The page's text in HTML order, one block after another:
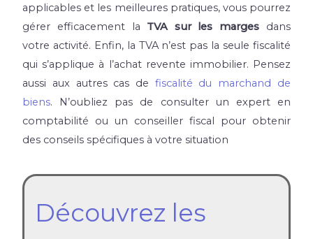
applicables et les meilleures pratiques, vous pourrez
gérer efficacement la TVA sur les margesdans
votre activité. Enfin, la TVA n’est pas la seule fiscalité
qui s’applique à l’achat revente immobilier. Pensez
aussi aux autres cas de fiscalité du marchand de
biens. N’oubliez pas de consulter un expert en
comptabilité ou un conseiller fiscal pour obtenir
des conseils spécifiques à votre situation
Découvrez les